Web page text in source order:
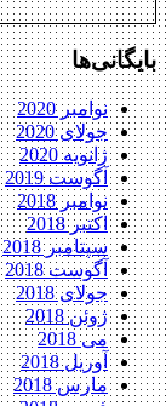
بایگانی‌ها
نوامبر 2020
جولای 2020
ژانویه 2020
آگوست 2019
نوامبر 2018
اکتبر 2018
سپتامبر 2018
آگوست 2018
جولای 2018
ژوئن 2018
می 2018
آوریل 2018
مارس 2018